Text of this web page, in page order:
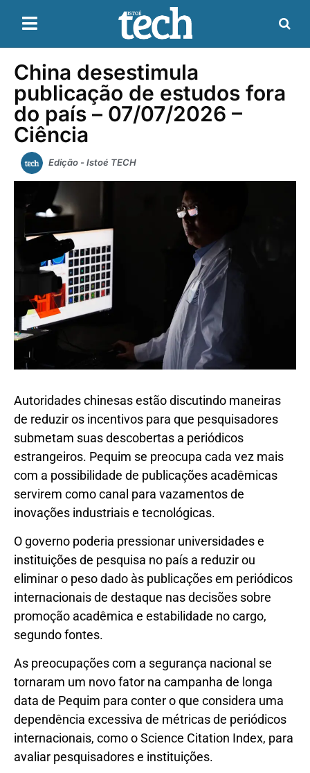
China desestimula
publicação de estudos fora
do país – 07/07/2026 –
Ciência
Edição - Istoé TECH
Autoridades chinesas estão discutindo maneiras
de reduzir os incentivos para que pesquisadores
submetam suas descobertas a periódicos
estrangeiros. Pequim se preocupa cada vez mais
com a possibilidade de publicações acadêmicas
servirem como canal para vazamentos de
inovações industriais e tecnológicas.
O governo poderia pressionar universidades e
instituições de pesquisa no país a reduzir ou
eliminar o peso dado às publicações em periódicos
internacionais de destaque nas decisões sobre
promoção acadêmica e estabilidade no cargo,
segundo fontes.
As preocupações com a segurança nacional se
tornaram um novo fator na campanha de longa
data de Pequim para conter o que considera uma
dependência excessiva de métricas de periódicos
internacionais, como o Science Citation Index, para
avaliar pesquisadores e instituições.